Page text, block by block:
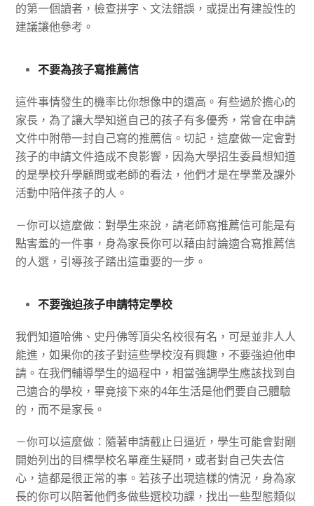
的第一個讀者，檢查拼字、文法錯誤，或提出有建設性的
建議讓他參考。
不要為孩子寫推薦信
這件事情發生的機率比你想像中的還高。有些過於擔心的
家長，為了讓大學知道自己的孩子有多優秀，常會在申請
文件中附帶一封自己寫的推薦信。切記，這麼做一定會對
孩子的申請文件造成不良影響，因為大學招生委員想知道
的是學校升學顧問或老師的看法，他們才是在學業及課外
活動中陪伴孩子的人。
－你可以這麼做：對學生來說，請老師寫推薦信可能是有
點害羞的一件事，身為家長你可以藉由討論適合寫推薦信
的人選，引導孩子踏出這重要的一步。
不要強迫孩子申請特定學校
我們知道哈佛、史丹佛等頂尖名校很有名，可是並非人人
能進，如果你的孩子對這些學校沒有興趣，不要強迫他申
請。在我們輔導學生的過程中，相當強調學生應該找到自
己適合的學校，畢竟接下來的4年生活是他們要自己體驗
的，而不是家長。
－你可以這麼做：隨著申請截止日逼近，學生可能會對剛
開始列出的目標學校名單產生疑問，或者對自己失去信
心，這都是很正常的事。若孩子出現這樣的情況，身為家
長的你可以陪著他們多做些選校功課，找出一些型態類似